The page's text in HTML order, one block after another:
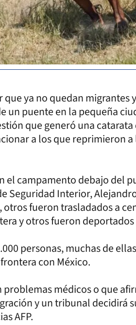
ya no quedan migrantes y
un puente en la pequeña
que generó una
a los que reprimieron a
el campamento debajo del
Seguridad Interior,
fueron trasladados a
y otros fueron deportados
personas, muchas de
con México.
médicos o que
y un tribunal decidirá
AFP.